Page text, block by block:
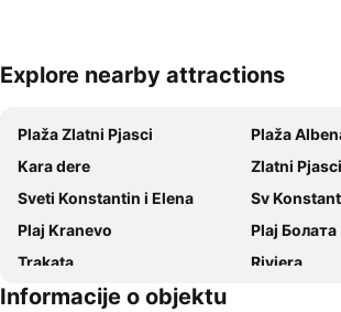
Explore nearby attractions
Plaža Zlatni Pjasci
Plaža
Kara dere
Zlatni Pjasci
Sveti Konstantin i Elena
Sv
Plaj Kranevo
Plaj
Trakata
Riviera
Pobeda
Informacije o objektu